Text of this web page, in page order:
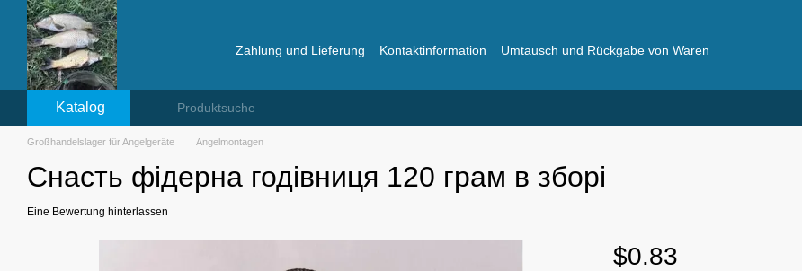
Перейти к основному контенту
Zahlung und Lieferung Kontaktinformation
Umtausch und Rückgabe von Waren
Katalog
Großhandelslager für Angelgeräte Angelmontagen
Снасть фідерна годівниця 120 грам в зборі
Eine Bewertung hinterlassen
$0.83